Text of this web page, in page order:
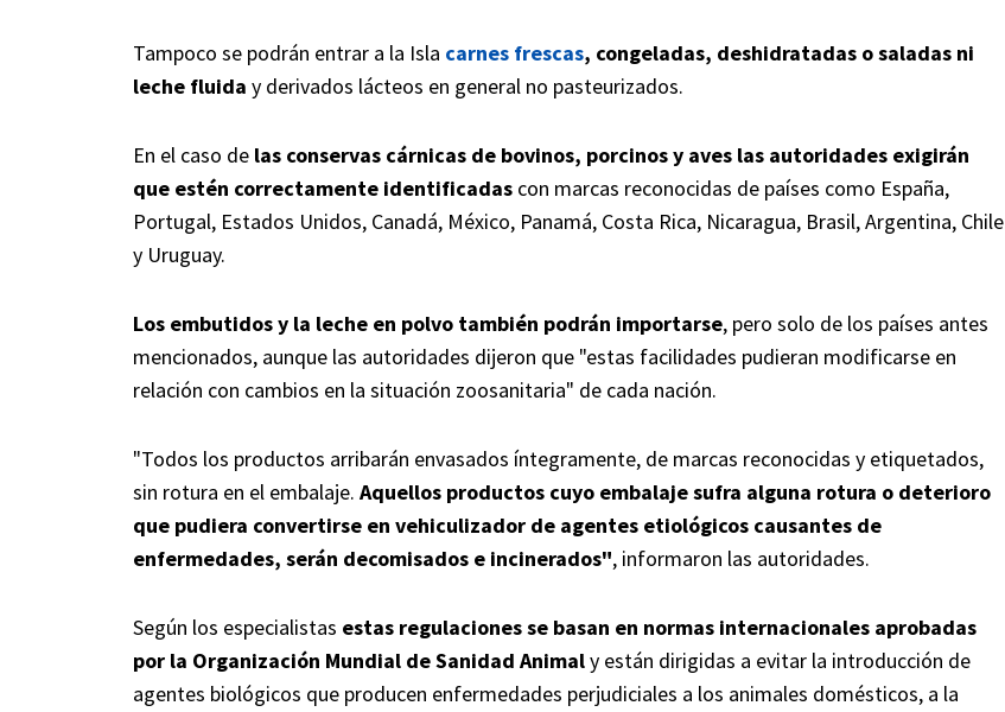
Tampoco se podrán entrar a la Isla carnes frescas, congeladas, deshidratadas o saladas ni
leche fluida y derivados lácteos en general no pasteurizados.
En el caso de las conservas cárnicas de bovinos, porcinos y aves las autoridades exigirán
que estén correctamente identificadas con marcas reconocidas de países como España,
Portugal, Estados Unidos, Canadá, México, Panamá, Costa Rica, Nicaragua, Brasil, Argentina, Chile
y Uruguay.
Los embutidos y la leche en polvo también podrán importarse, pero solo de los países antes
mencionados, aunque las autoridades dijeron que "estas facilidades pudieran modificarse en
relación con cambios en la situación zoosanitaria" de cada nación.
"Todos los productos arribarán envasados íntegramente, de marcas reconocidas y etiquetados,
sin rotura en el embalaje. Aquellos productos cuyo embalaje sufra alguna rotura o deterioro
que pudiera convertirse en vehiculizador de agentes etiológicos causantes de
enfermedades, serán decomisados e incinerados", informaron las autoridades.
Según los especialistas estas regulaciones se basan en normas internacionales aprobadas
por la Organización Mundial de Sanidad Animaly están dirigidas a evitar la introducción de
agentes biológicos que producen enfermedades perjudiciales a los animales domésticos, a la